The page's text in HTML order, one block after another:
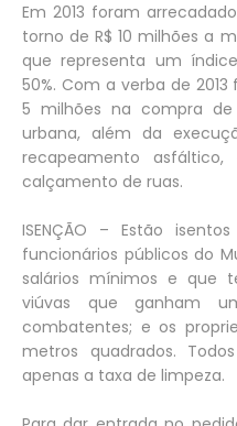
Em 2013 foram
torno de R$ 10 milhões a
que representa um
50%. Com a verba de
5 milhões na compra de
urbana, além da
recapeamento
calçamento de ruas.
ISENÇÃO – Estão
funcionários públicos do
salários mínimos e que
viúvas que ganham
combatentes; e os
metros quadrados.
apenas a taxa de limpeza.